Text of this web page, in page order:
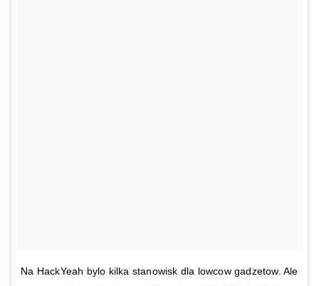
Na HackYeah bylo kilka stanowisk dla lowcow gadzetow. Ale